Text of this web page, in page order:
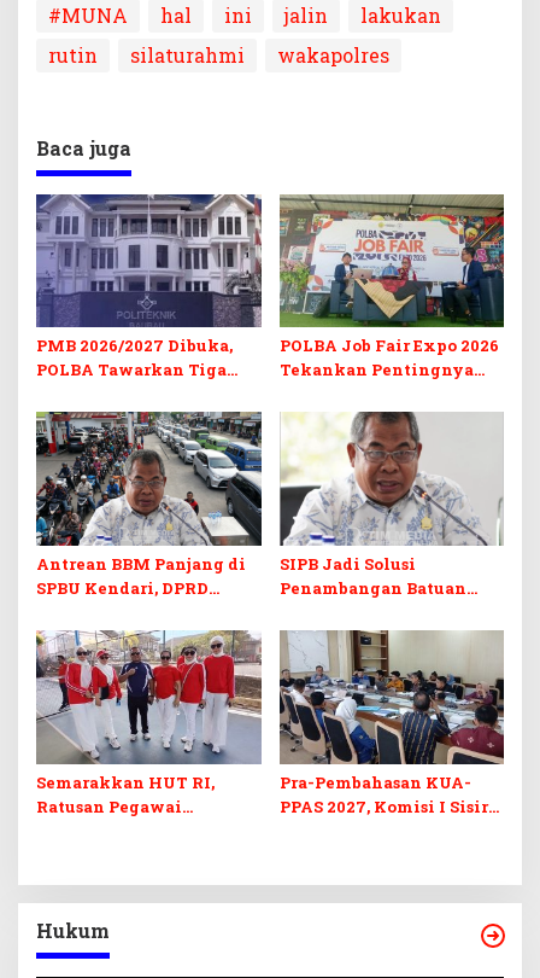
#MUNA hal ini jalin
lakukan
rutin
silaturahmi wakapolres
Baca juga
PMB 2026/2027 Dibuka,
POLBA Tawarkan Tiga
Kuliah Gratis
POLBA Job Fair Expo 2026
Tekankan Pentingnya
Digital
Antrean BBM Panjang di
SPBU Kendari, DPRD
Barcode Curang
SIPB Jadi Solusi
Penambangan Batuan
di Sultra
Semarakkan HUT RI,
Ratusan Pegawai
Pra-Pembahasan KUA-
PPAS 2027, Komisi I Sisir
Hukum